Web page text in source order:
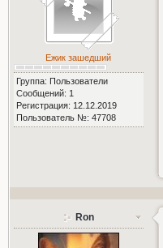
Ежик зашедший
Группа: Пользователи
Сообщений: 1
Регистрация: 12.12.2019
Пользователь №: 47708
Ron